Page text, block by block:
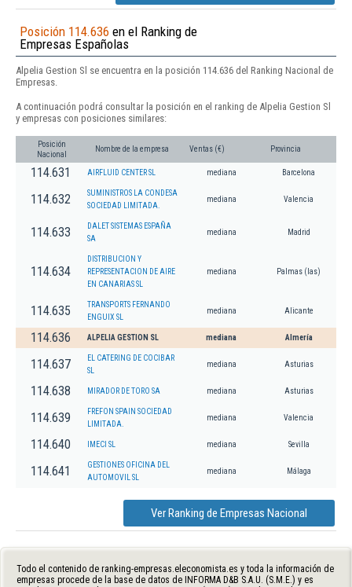
Posición 114.636 en el Ranking de
Empresas Españolas
Alpelia Gestion Sl se encuentra en la posición 114.636 del Ranking Nacional de
Empresas.
A continuación podrá consultar la posición en el ranking de Alpelia Gestion Sl
y empresas con posiciones similares:
Posición
Nacional
Nombre de la empresa Ventas (€) Provincia
114.631 AIRFLUID CENTER SL mediana Barcelona
114.632
SUMINISTROS LA CONDESA
SOCIEDAD LIMITADA.
mediana Valencia
114.633
DALET SISTEMAS ESPAÑA
SA
mediana Madrid
114.634
DISTRIBUCION Y
REPRESENTACION DE AIRE
EN CANARIAS SL
mediana Palmas (las)
114.635
TRANSPORTS FERNANDO
ENGUIX SL
mediana Alicante
114.636 ALPELIA GESTION SL mediana Almería
114.637
EL CATERING DE COCIBAR
SL
mediana Asturias
114.638 MIRADOR DE TORO SA mediana Asturias
114.639
FREFON SPAIN SOCIEDAD
LIMITADA.
mediana Valencia
114.640 IMECI SL mediana Sevilla
114.641
GESTIONES OFICINA DEL
AUTOMOVIL SL
mediana Málaga
Ver Ranking de Empresas Nacional
Todo el contenido de ranking-empresas.eleconomista.es y toda la información de
empresas procede de la base de datos de INFORMA D&B S.A.U. (S.M.E.) y es